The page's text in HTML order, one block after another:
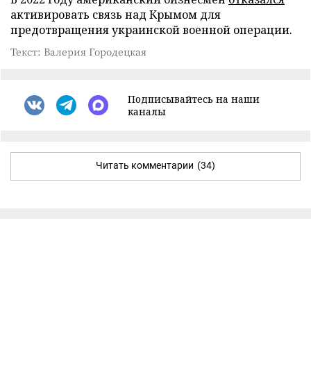
активировать связь над Крымом для
предотвращения украинской военной операции.
Текст: Валерия Городецкая
Подписывайтесь на наши
каналы
Читать комментарии (34)